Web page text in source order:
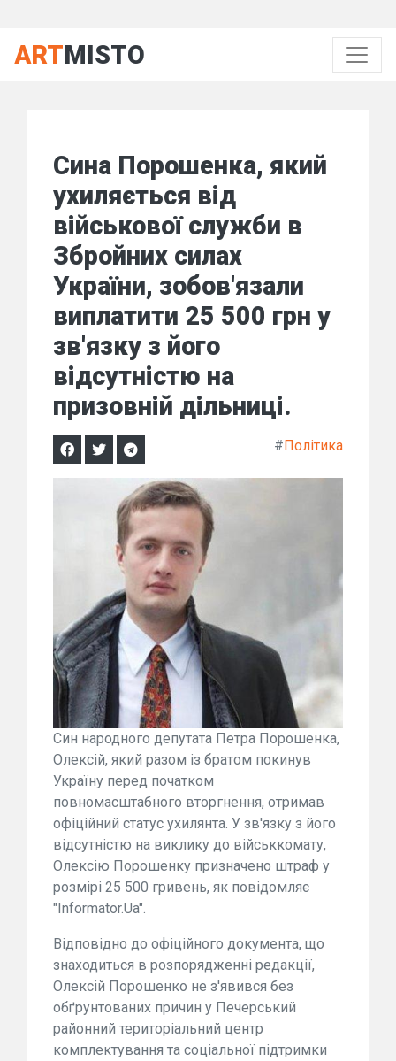
ARTMISTO
Сина Порошенка, який
ухиляється від
військової служби в
Збройних силах
України, зобов'язали
виплатити 25 500 грн у
зв'язку з його
відсутністю на
призовній дільниці.
#Політика
Син народного депутата Петра Порошенка,
Олексій, який разом із братом покинув
Україну перед початком
повномасштабного вторгнення, отримав
офіційний статус ухилянта. У зв'язку з його
відсутністю на виклику до військкомату,
Олексію Порошенку призначено штраф у
розмірі 25 500 гривень, як повідомляє
"Informator.Ua".
Відповідно до офіційного документа, що
знаходиться в розпорядженні редакції,
Олексій Порошенко не з'явився без
обґрунтованих причин у Печерський
районний територіальний центр
комплектування та соціальної підтримки